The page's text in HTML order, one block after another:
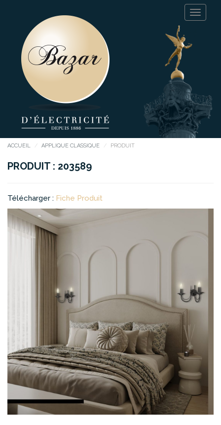
ACCUEIL APPLIQUE CLASSIQUE PRODUIT
PRODUIT : 203589
Télécharger : Fiche Produit